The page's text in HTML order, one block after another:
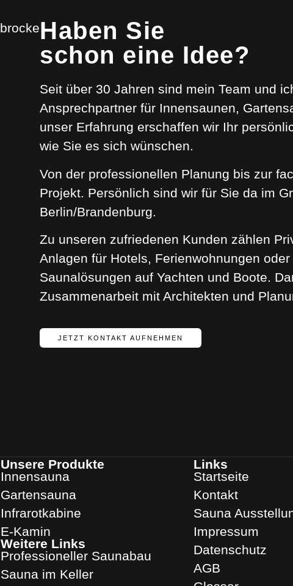
Haben Sie
schon eine Idee?
Seit über 30 Jahren sind mein Team und
Ansprechpartner für Innensaunen,
unser Erfahrung erschaffen wir Ihr
wie Sie es sich wünschen.
Von der professionellen Planung bis zur
Projekt. Persönlich sind wir für Sie da im
Berlin/Brandenburg.
Zu unseren zufriedenen Kunden zählen
Anlagen für Hotels, Ferienwohnungen
Saunalösungen auf Yachten und Boote.
Zusammenarbeit mit Architekten und
JETZT KONTAKT AUFNEHMEN
Unsere Produkte
Innensauna
Gartensauna
Infrarotkabine
E-Kamin
Weitere Links
Professioneller Saunabau
Sauna im Keller
Links
Startseite
Kontakt
Sauna
Impressum
Datenschutz
AGB